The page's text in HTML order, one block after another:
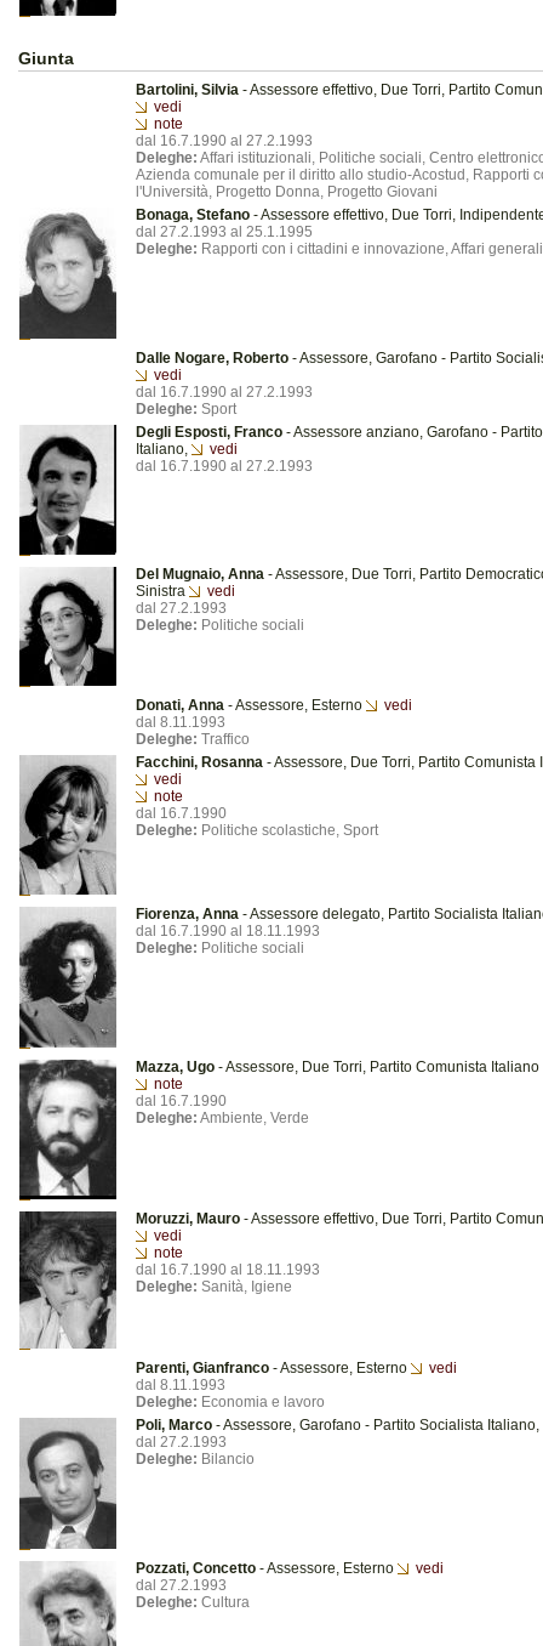
Giunta
Bartolini, Silvia - Assessore effettivo, Due Torri, Partito
vedi
note
dal 16.7.1990 al 27.2.1993
Deleghe: Affari istituzionali, Politiche sociali, Centro
Azienda comunale per il diritto allo studio-Acostud, Rapporti
l'Università, Progetto Donna, Progetto Giovani
Bonaga, Stefano - Assessore effettivo, Due Torri,
dal 27.2.1993 al 25.1.1995
Deleghe: Rapporti con i cittadini e innovazione, Affari generali
Dalle Nogare, Roberto - Assessore, Garofano - Partito
vedi
dal 16.7.1990 al 27.2.1993
Deleghe: Sport
Degli Esposti, Franco - Assessore anziano, Garofano -
Italiano,
vedi
dal 16.7.1990 al 27.2.1993
Del Mugnaio, Anna - Assessore, Due Torri, Partito
Sinistra
vedi
dal 27.2.1993
Deleghe: Politiche sociali
Donati, Anna - Assessore, Esterno
vedi
dal 8.11.1993
Deleghe: Traffico
Facchini, Rosanna - Assessore, Due Torri, Partito Comunista
vedi
note
dal 16.7.1990
Deleghe: Politiche scolastiche, Sport
Fiorenza, Anna - Assessore delegato, Partito Socialista
dal 16.7.1990 al 18.11.1993
Deleghe: Politiche sociali
Mazza, Ugo - Assessore, Due Torri, Partito Comunista Italiano
note
dal 16.7.1990
Deleghe: Ambiente, Verde
Moruzzi, Mauro - Assessore effettivo, Due Torri, Partito
vedi
note
dal 16.7.1990 al 18.11.1993
Deleghe: Sanità, Igiene
Parenti, Gianfranco - Assessore, Esterno
vedi
dal 8.11.1993
Deleghe: Economia e lavoro
Poli, Marco - Assessore, Garofano - Partito Socialista Italiano,
dal 27.2.1993
Deleghe: Bilancio
Pozzati, Concetto - Assessore, Esterno
vedi
dal 27.2.1993
Deleghe: Cultura